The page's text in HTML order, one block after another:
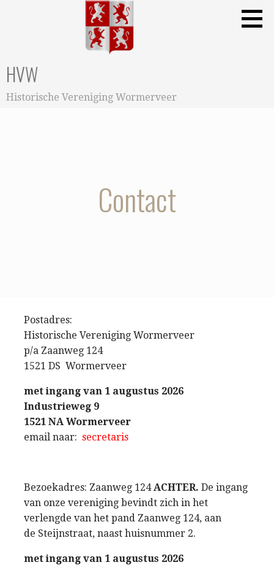
HVW
Historische Vereniging Wormerveer
Contact
Postadres:
Historische Vereniging Wormerveer
p/a Zaanweg 124
1521 DS Wormerveer
met ingang van 1 augustus 2026
Industrieweg 9
1521 NA Wormerveer
email naar: secretaris
Bezoekadres: Zaanweg 124ACHTER. De ingang
van onze vereniging bevindt zich in het
verlengde van het pand Zaanweg 124, aan
de Steijnstraat, naast huisnummer 2.
met ingang van 1 augustus 2026